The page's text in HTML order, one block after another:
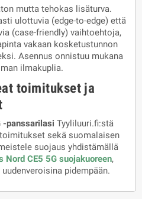
mutta tehokas lisäturva.
ulottuvia (edge-to-edge) että
(case-friendly) vaihtoehtoja,
vakaan kosketustunnon
Asennus onnistuu mukana
ilmakuplia.
toimitukset ja
-panssarilasi Tyyliluuri.fi:stä
sekä suomalaisen
suojaus yhdistämällä
Nord CE5 5G suojakuoreen,
pidempään.